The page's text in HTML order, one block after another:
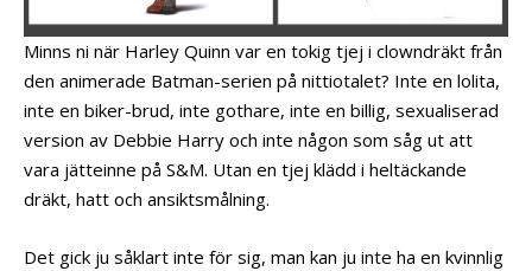
Minns ni när Harley Quinn var en tokig tjej i clowndräkt från
den animerade Batman-serien på nittiotalet? Inte en lolita,
inte en biker-brud, inte gothare, inte en billig, sexualiserad
version av Debbie Harry och inte någon som såg ut att
vara jätteinne på S&M. Utan en tjej klädd i heltäckande
dräkt, hatt och ansiktsmålning.
Det gick ju såklart inte för sig, man kan ju inte ha en kvinnlig